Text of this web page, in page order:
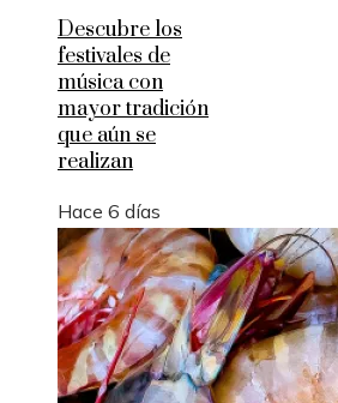
Descubre los
festivales de
música con
mayor tradición
que aún se
realizan
Hace 6 días